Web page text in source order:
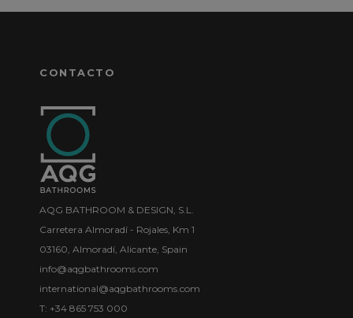
CONTACTO
AQG BATHROOM & DESIGN, S.L.
Carretera Almoradí - Rojales, Km 1
03160, Almoradí, Alicante, Spain
info@aqgbathrooms.com
international@aqgbathrooms.com
T: +34 865 753 000